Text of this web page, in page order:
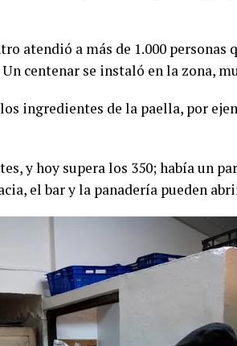
atendió a más de 1.000
centenar se instaló en la zona,
ingredientes de la paella, por
y hoy supera los 350; había un
el bar y la panadería pueden